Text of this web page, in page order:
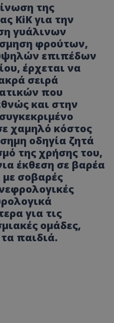
της
KiK για την
γυάλινων
φρούτων,
επιπέδων
έρχεται να
σειρά
που
και στην
χαμηλό κόστος
οδηγία ζητά
της χρήσης του,
έκθεση σε βαρέα
σοβαρές
για τις
ομάδες,
παιδιά.